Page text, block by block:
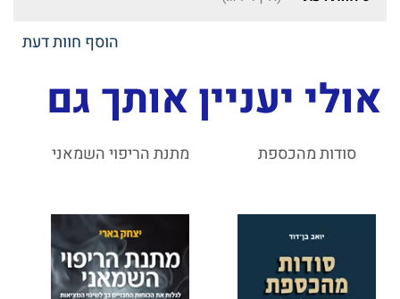
הוסף חוות דעת
אולי יעניין אותך גם
סודות מהכספת מתנת הריפוי השמאני